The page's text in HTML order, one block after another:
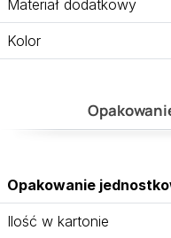
Materiał dodatkowy
Kolor
Opakowanie
Ilość w kartonie